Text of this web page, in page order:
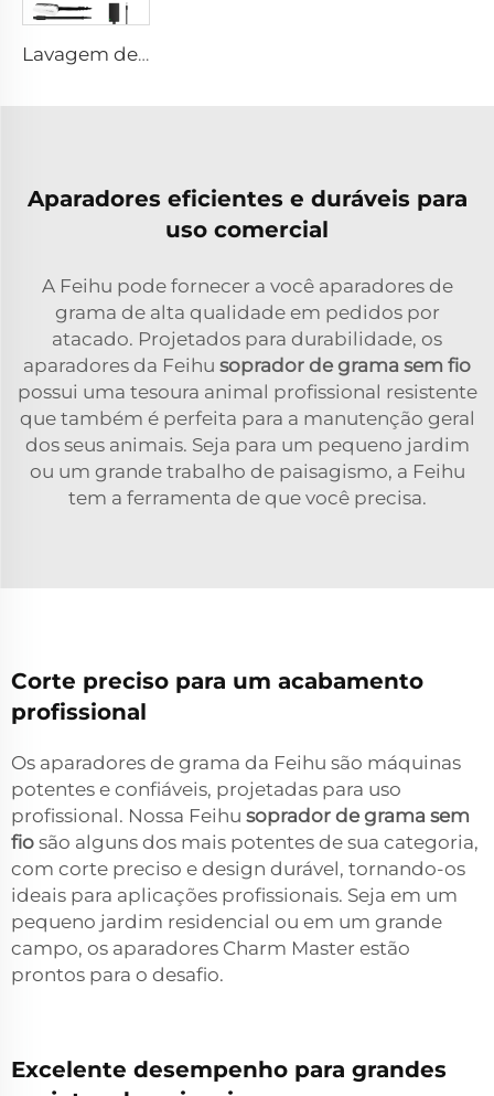
Lavagem de Carro de Alta Pressão Sem Fio Mangueira de Água de Alta Pressão para Lavar Carro Máquina Automática e Equipamentos
Aparadores eficientes e duráveis para
uso comercial
A Feihu pode fornecer a você aparadores de
grama de alta qualidade em pedidos por
atacado. Projetados para durabilidade, os
aparadores da Feihu soprador de grama sem fio
possui uma tesoura animal profissional resistente
que também é perfeita para a manutenção geral
dos seus animais. Seja para um pequeno jardim
ou um grande trabalho de paisagismo, a Feihu
tem a ferramenta de que você precisa.
Corte preciso para um acabamento
profissional
Os aparadores de grama da Feihu são máquinas
potentes e confiáveis, projetadas para uso
profissional. Nossa Feihu soprador de grama sem
fio são alguns dos mais potentes de sua categoria,
com corte preciso e design durável, tornando-os
ideais para aplicações profissionais. Seja em um
pequeno jardim residencial ou em um grande
campo, os aparadores Charm Master estão
prontos para o desafio.
Excelente desempenho para grandes